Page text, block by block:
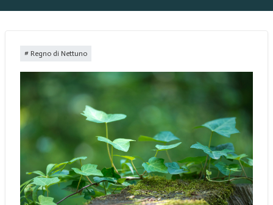
Regno di Nettuno